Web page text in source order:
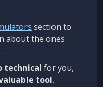
section to
about the ones
.
technical for you,
tool.